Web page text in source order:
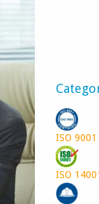
ISO 9001
ISO